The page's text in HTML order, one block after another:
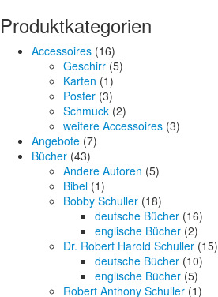
Produktkategorien
Accessoires (16)
Geschirr (5)
Karten (1)
Poster (3)
Schmuck (2)
weitere Accessoires (3)
Angebote (7)
Bücher (43)
Andere Autoren (5)
Bibel (1)
Bobby Schuller (18)
deutsche Bücher (16)
englische Bücher (2)
Dr. Robert Harold Schuller (15)
deutsche Bücher (10)
englische Bücher (5)
Robert Anthony Schuller (1)